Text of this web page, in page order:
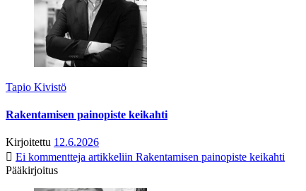
Tapio Kivistö
Rakentamisen painopiste keikahti
Kirjoitettu 12.6.2026
Ei kommentteja artikkeliin Rakentamisen painopiste keikahti
Pääkirjoitus